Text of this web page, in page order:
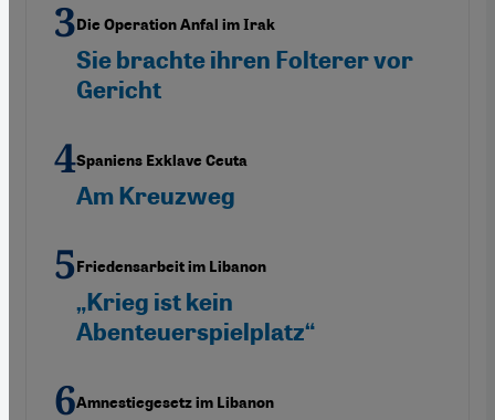
Die Operation Anfal im Irak
Sie brachte ihren Folterer vor
Gericht
Spaniens Exklave Ceuta
Am Kreuzweg
Friedensarbeit im Libanon
„Krieg ist kein
Abenteuerspielplatz“
Amnestiegesetz im Libanon